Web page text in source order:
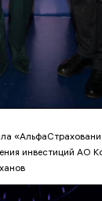
инвестиций АО